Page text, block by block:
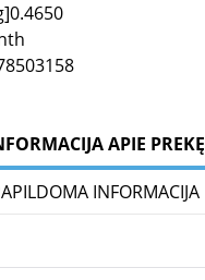
APIE PREKĘ
INFORMACIJA